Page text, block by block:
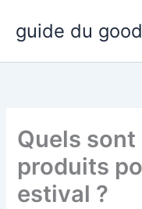
contenu
guide du
Quels
produits
estival ?